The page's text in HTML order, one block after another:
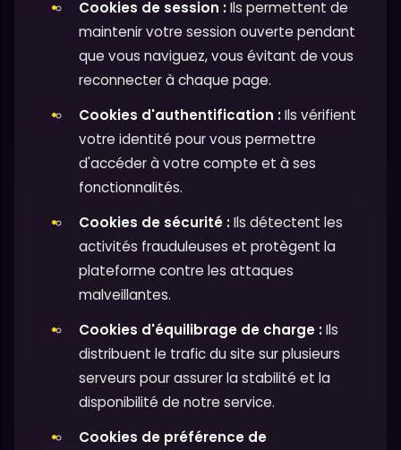
Cookies de session :Ils permettent de
maintenir votre session ouverte pendant
que vous naviguez, vous évitant de vous
reconnecter à chaque page.
Cookies d'authentification :Ils vérifient
votre identité pour vous permettre
d'accéder à votre compte et à ses
fonctionnalités.
Cookies de sécurité :Ils détectent les
activités frauduleuses et protègent la
plateforme contre les attaques
malveillantes.
Cookies d'équilibrage de charge :Ils
distribuent le trafic du site sur plusieurs
serveurs pour assurer la stabilité et la
disponibilité de notre service.
Cookies de préférence de